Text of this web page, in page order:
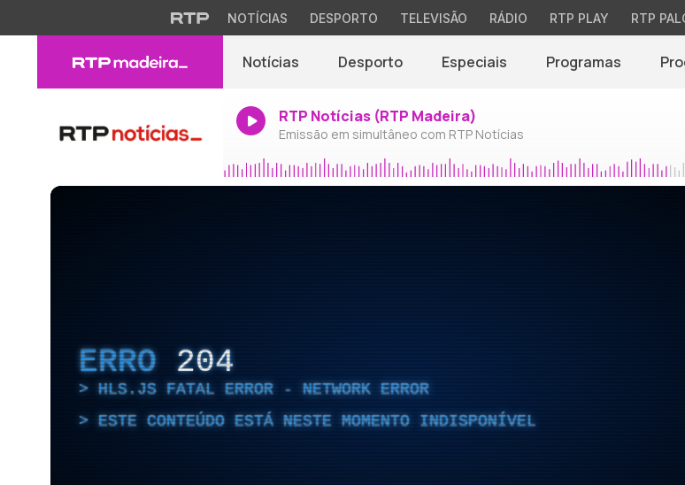
NOTÍCIAS DESPORTO TELEVISÃO RÁDIO RTP PLAY RTP
Notícias Desporto Especiais Programas
RTP Notícias (RTP Madeira)
Emissão em simultâneo com RTP Notícias
ERRO 204
HLS.JS FATAL ERROR - NETWORK ERROR
ESTE CONTEÚDO ESTÁ NESTE MOMENTO INDISPONÍVEL